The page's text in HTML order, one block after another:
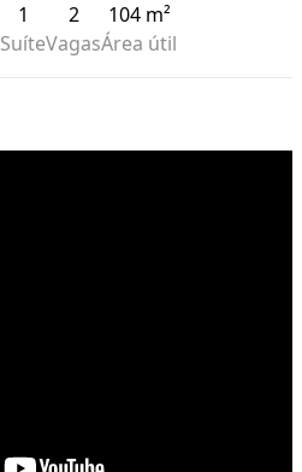
1
Suíte
2
Vagas
104 m²
Área útil